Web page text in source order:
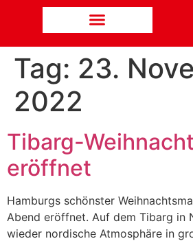
Tag: 23.
2022
Tibarg-
eröffnet
Hamburgs schönster
Abend eröffnet. Auf dem Tibarg in
wieder nordische Atmosphäre in